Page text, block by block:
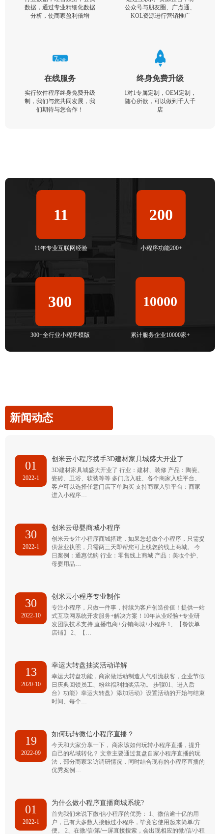
数据，通过专业精细化数据
分析，使商家盈利倍增
公众号与朋友圈、广点通、
KOL资源进行营销推广
在线服务
实行软件程序终身免费升级
制，我们与您共同发展，我
们期待与您合作！
终身免费升级
1对1专属定制，OEM定制，
随心所欲，可以做到千人千
店
11
11年专业互联网经验
200
小程序功能200+
300
300+全行业小程序模版
10000
累计服务企业10000家+
新闻动态
01
2022-1
创米云小程序携手3D建材家具城盛大开业了
3D建材家具城盛大开业了 行业：建材、装修 产品：陶瓷、
瓷砖、卫浴、软装等等 多门店入驻、各个商家入驻平台、
客户可以选择任意门店下单购买 支持商家入驻平台：商家
进入小程序…
30
2022-1
创米云母婴商城小程序
创米云专注小程序商城搭建，如果您想做个小程序，只需提
供营业执照，只需两三天即帮您可上线您的线上商城。 今
日案例：通惠优购 行业：零售线上商城 产品：美妆个护、
母婴用品…
30
2022-10
创米云小程序专业制作
专注小程序，只做一件事，持续为客户创造价值！提供一站
式互联网系统开发服务+解决方案！10年从业经验+专业研
发团队技术支持 直播电商+分销商城+小程序 1、【餐饮单
店铺】 2、【…
13
2020-10
幸运大转盘抽奖活动详解
幸运大转盘功能，商家做活动制造人气引流获客，企业节假
日庆典回馈员工、粉丝福利抽奖活动。 步骤01、进入后
台》功能》幸运大转盘》添加活动》设置活动的开始与结束
时间、每个…
19
2022-09
如何玩转微信小程序直播？
今天和大家分享一下， 商家该如何玩转小程序直播，提升
自己的私域转化？ 文章主要通过复盘自家小程序直播的玩
法，部分商家采访调研情况，同时结合现有的小程序直播的
优秀案例…
01
2022-1
为什么做小程序直播商城系统?
首先我们来说下微/信小程序的优势： 1、微信逾十亿的用
户，已有大多数人接触过小程序，毕竟它使用起来简单/方
便。 2、在微/信/第/一屏直接搜索，会出现相应的微/信/小程